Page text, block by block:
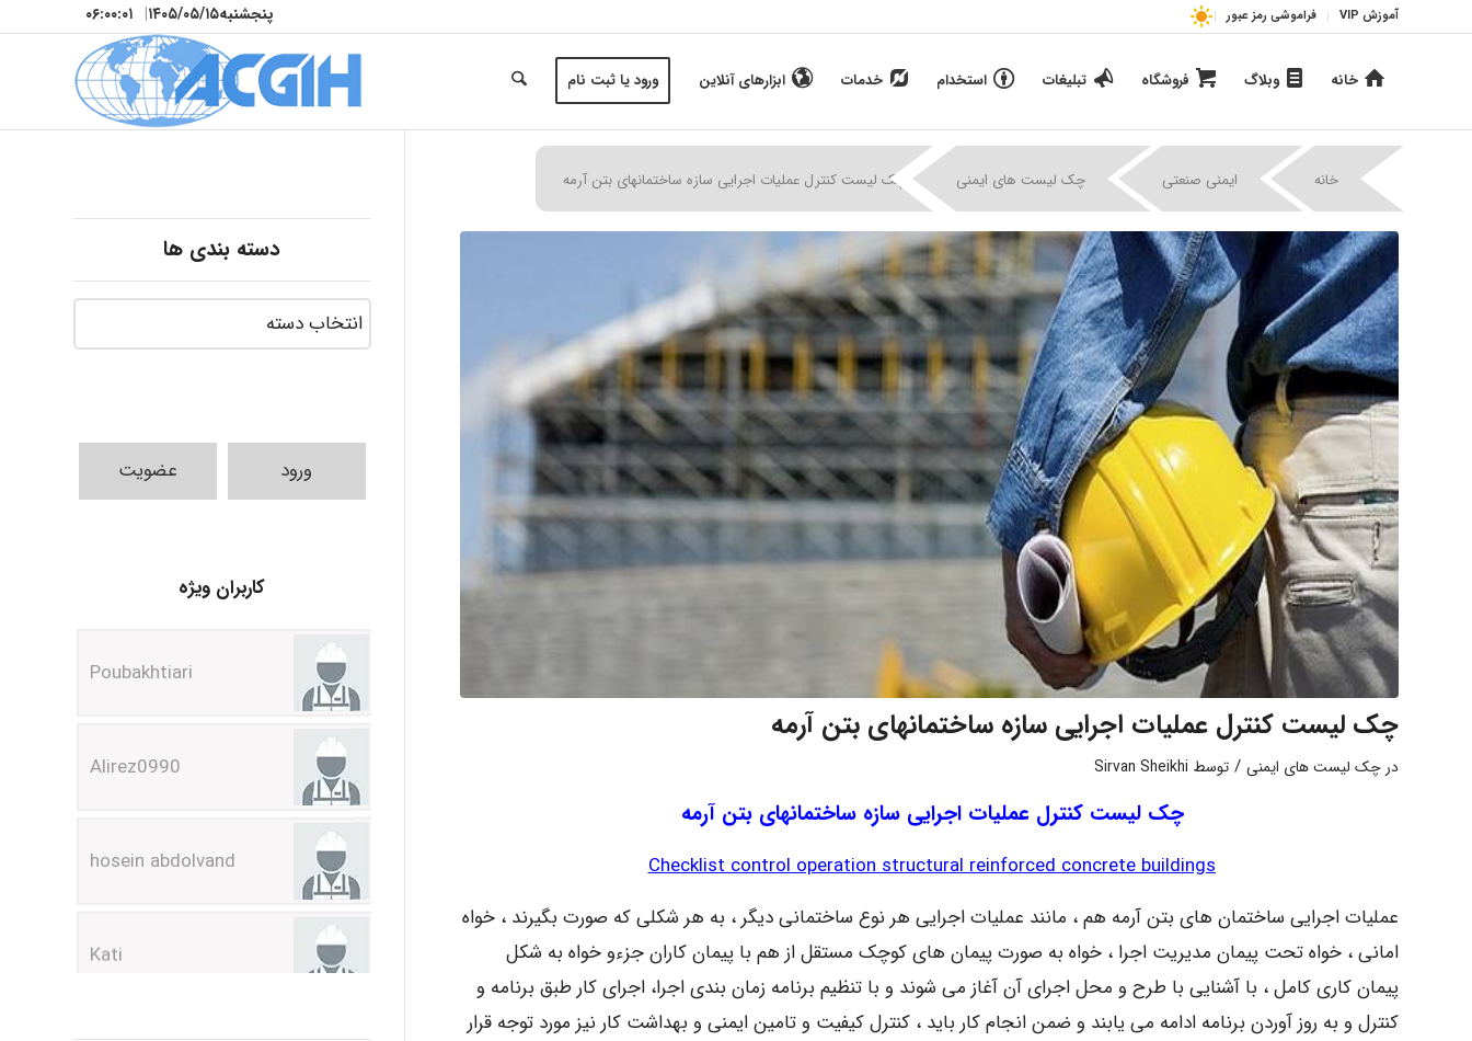
آموزش VIP فراموشی رمز عبور پنجشنبه۱۴۰۵/۰۵/۱۵| ۰۶:۰۰:۰۲
خانه وبلاگ فروشگاه تبلیغات استخدام خدمات ابزارهای آنلاین ورود یا ثبت نام
خانه ایمنی صنعتی | چک لیست های ایمنی چک لیست کنترل عملیات اجرایی سازه ساختمانهای بتن آرمه
چک لیست کنترل عملیات اجرایی سازه ساختمانهای بتن آرمه
در چک لیست های ایمنی / توسط Sirvan Sheikhi
چک لیست کنترل عملیات اجرایی سازه ساختمانهای بتن آرمه
Checklist control operation structural reinforced concrete buildings
عملیات اجرایی ساختمان های بتن آرمه هم ، مانند عملیات اجرایی هر نوع ساختمانی دیگر ، به هر شکلی که صورت بگیرند ، خواه
امانی ، خواه تحت پیمان مدیریت اجرا ، خواه به صورت پیمان های کوچک مستقل از هم با پیمان کاران جزءو خواه به شکل
پیمان کاری کامل ، با آشنایی با طرح و محل اجرای آن آغاز می شوند و با تنظیم برنامه زمان بندی اجرا، اجرای کار طبق برنامه و
کنترل و به روز آوردن برنامه ادامه می یابند و ضمن انجام کار باید ، کنترل کیفیت و تامین ایمنی و بهداشت کار نیز مورد توجه قرار
دسته بندی ها
ورود عضویت
کاربران ویژهPoubakhtiari
Alirez0990
hosein abdolvand
Kati
emami